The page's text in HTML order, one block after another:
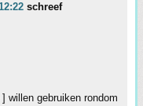
schreef
willen gebruiken rondom